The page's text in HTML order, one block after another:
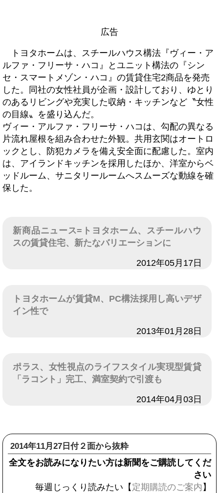
広告
トヨタホームは、スチールハウス構法『ヴィー・ア
ルファ・フリーサ・ハコ』とユニット構法の『シン
セ・スマートメゾン・ハコ』の賃貸住宅2商品を発売
した。同社の女性社員が企画・設計しており、ゆとり
のあるリビングや充実した収納・キッチンなど〝女性
の目線〟を盛り込んだ。
ヴィー・アルファ・フリーサ・ハコは、勾配の異なる
片流れ屋根を組み合わせた外観。共用玄関はオートロ
ックとし、防犯カメラを備え安全面に配慮した。室内
は、アイランドキッチンを採用したほか、洋室からベ
ッドルーム、サニタリールームへスムーズな動線を確
保した。
新商品ニュース=トヨタホーム、スチールハウ
スの賃貸住宅、新たなバリエーションに
2012年05月17日
トヨタホームが賃貸M、PC構法採用し高いデザ
イン性で
2013年01月28日
ポラス、女性視点のライフスタイル実現型賃貸
「ラコント」完工、満室契約で引渡も
2014年04月03日
2014年11月27日付２面から抜粋
全文をお読みになりたい方は新聞をご購読してくだ
さい
毎週じっくり読みたい【 定期購読のご案内 】